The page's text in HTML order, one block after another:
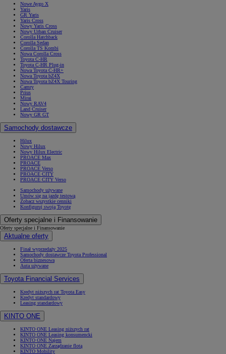
Nowe Aygo X
Yaris
GR Yaris
Yaris Cross
Nowy Yaris Cross
Nowy Urban Cruiser
Corolla Hatchback
Corolla Sedan
Corolla TS Kombi
Nowa Corolla Cross
Toyota C-HR
Toyota C-HR Plug-in
Nowa Toyota C-HR+
Nowa Toyota bZ4X
Nowa Toyota bZ4X Touring
Camry
Prius
Mirai
Nowy RAV4
Land Cruiser
Nowy GR GT
Samochody dostawcze
Hilux
Nowy Hilux
Nowy Hilux Electric
PROACE Max
PROACE
PROACE Verso
PROACE CITY
PROACE CITY Verso
Samochody używane
Umów się na jazdę testową
Zobacz wszystkie cenniki
Konfiguruj swoją Toyotę
Oferty specjalne i Finansowanie
Oferty specjalne i Finansowanie
Aktualne oferty
Finał wyprzedaży 2025
Samochody dostawcze Toyota Professional
Oferta biznesowa
Auta używane
Toyota Financial Services
Kredyt niższych rat Toyota Easy
Kredyt standardowy
Leasing standardowy
KINTO ONE
KINTO ONE Leasing niższych rat
KINTO ONE Leasing konsumencki
KINTO ONE Najem
KINTO ONE Zarządzanie flotą
KINTO Mobility